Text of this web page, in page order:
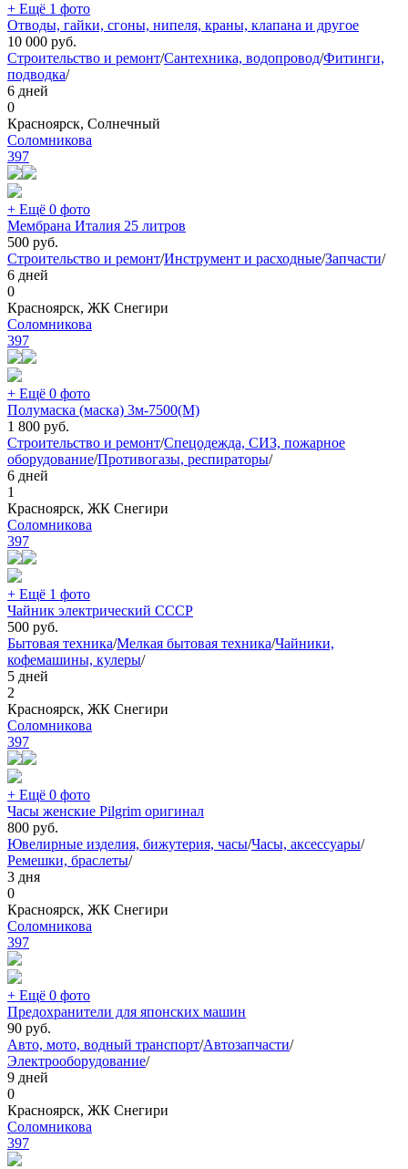
+ Ещё 1 фото
Отводы, гайки, сгоны, нипеля, краны, клапана и другое
10 000 руб.
Строительство и ремонт/Сантехника, водопровод/Фитинги,
подводка/
6 дней
0
Красноярск, Солнечный
Соломникова
397
+ Ещё 0 фото
Мембрана Италия 25 литров
500 руб.
Строительство и ремонт/Инструмент и расходные/Запчасти/
6 дней
0
Красноярск, ЖК Снегири
Соломникова
397
+ Ещё 0 фото
Полумаска (маска) 3м-7500(М)
1 800 руб.
Строительство и ремонт/Спецодежда, СИЗ, пожарное
оборудование/Противогазы, респираторы/
6 дней
1
Красноярск, ЖК Снегири
Соломникова
397
+ Ещё 1 фото
Чайник электрический СССР
500 руб.
Бытовая техника/Мелкая бытовая техника/Чайники,
кофемашины, кулеры/
5 дней
2
Красноярск, ЖК Снегири
Соломникова
397
+ Ещё 0 фото
Часы женские Pilgrim оригинал
800 руб.
Ювелирные изделия, бижутерия, часы/Часы, аксессуары/
Ремешки, браслеты/
3 дня
0
Красноярск, ЖК Снегири
Соломникова
397
+ Ещё 0 фото
Предохранители для японских машин
90 руб.
Авто, мото, водный транспорт/Автозапчасти/
Электрооборудование/
9 дней
0
Красноярск, ЖК Снегири
Соломникова
397